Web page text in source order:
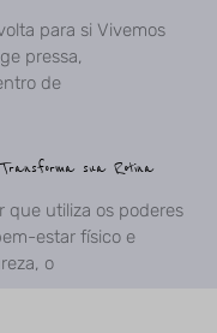
para si Vivemos
pressa,
de
sua Rotina
que utiliza os poderes
estar físico e
o